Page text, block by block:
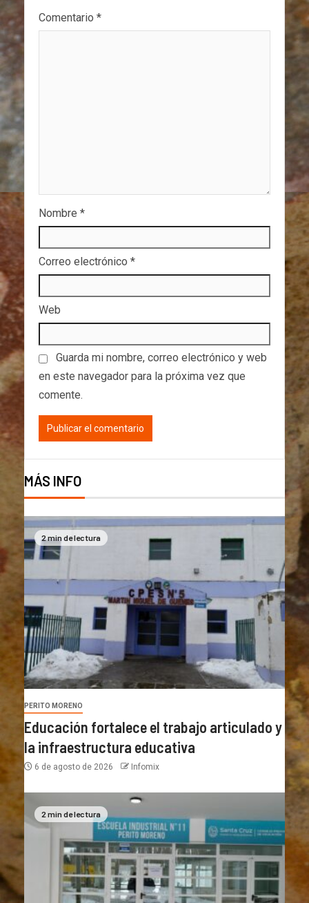
Comentario *
Nombre *
Correo electrónico *
Web
Guarda mi nombre, correo electrónico y web
en este navegador para la próxima vez que
comente.
MÁS INFO
2 min de lectura
PERITO MORENO
Educación fortalece el trabajo articulado y
la infraestructura educativa
6 de agosto de 2026 Infomix
2 min de lectura